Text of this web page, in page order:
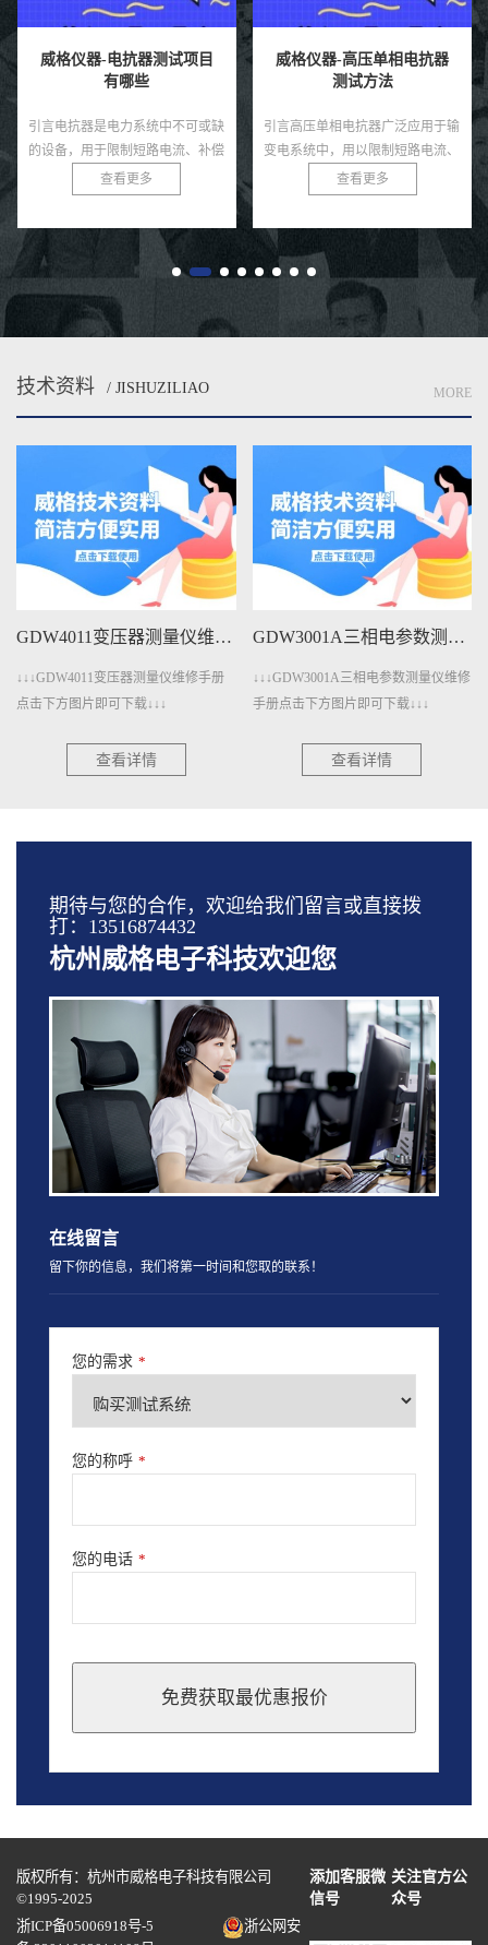
目
可或缺
、补偿
威格仪器-高压单相电抗器
引言高压单相电抗器广泛应用于输
变电系统中，用以限制短路电流、
滤除谐波、稳定系统电压等。由于
其运行环境电压等级较高、电气绝
威格仪器-电力变压器
特性测试方法
引言电力变压器是电力系统
或缺的核心设备，负责电压
电能传输，其电气特性直接
网的稳定性和效率。为确保
技术资料 / JISHUZILIAO MORE
GDW4011变压器测量仪维修手册下载
压器测量仪维修手册
下载↓↓↓
GDW3001A三相电参数测量仪维修手册下载
↓↓↓GDW3001A三相电参数测量仪维修
手册点击下方图片即可下载↓↓↓
↓↓↓GDW3001三
手册点击下方图
期待与您的合作，欢迎给我们留言或直接拨
打：13516874432
杭州威格电子科技欢迎您
在线留言
留下你的信息，我们将第一时间和您取的联系！
您的需求 *
您的称呼 *
您的电话 *
免费获取最优惠报价
should
blank
版权所有：杭州市威格电子科技有限公司
©1995-2025
添加客服微
信号
关注官方公
众号
浙ICP备05006918号-5
浙公网安